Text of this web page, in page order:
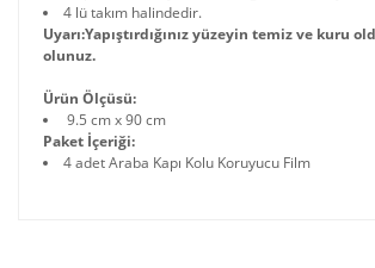
4 lü takım halindedir.
Uyarı:Yapıştırdığınız yüzeyin temiz ve kuru
olunuz.
Ürün Ölçüsü:
9.5 cm x 90 cm
Paket İçeriği:
4 adet Araba Kapı Kolu Koruyucu Film